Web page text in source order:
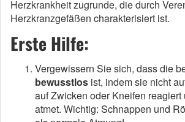
Herzkrankheit zugrunde, die durch
Herzkranzgefäßen charakterisiert ist.
Erste Hilfe:
Vergewissern Sie sich, dass die
bewusstlos ist, indem sie nicht
auf Zwicken oder Kneifen reagiert
atmet. Wichtig: Schnappen und